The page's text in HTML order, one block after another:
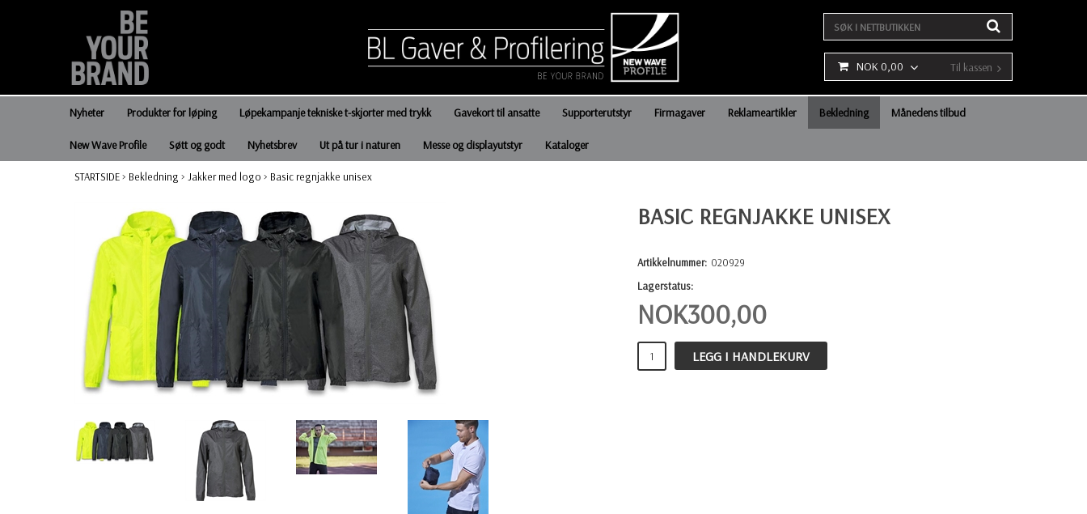
NOK 0,00 Til kassen
Nyheter Produkter for løping Løpekampanje tekniske t-skjorter med trykk Gavekort til ansatte Supporterutstyr Firmagaver Reklameartikler Bekledning Månedens tilbud
New Wave Profile Søtt og godt Nyhetsbrev Ut på tur i naturen Messe og displayutstyr Kataloger
STARTSIDE> Bekledning > Jakker med logo > Basic regnjakke unisex
BASIC REGNJAKKE UNISEX
Artikkelnummer: 020929
Lagerstatus:
NOK300,00
LEGG I HANDLEKURV